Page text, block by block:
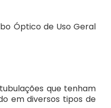
Óptico de Uso Geral
que tenham
em diversos tipos de